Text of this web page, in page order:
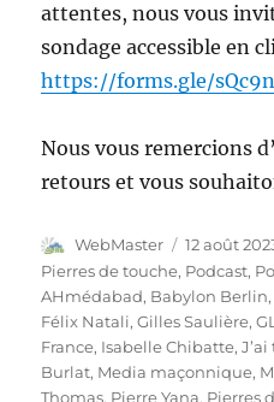
attentes, nous vous
sondage accessible en
https://forms.gle/
Nous vous remercions
retours et vous
Auteur
WebMaster
Publié
le
12 août
Pierres de touche, Podcast,
AHmédabad, Babylon Berlin,
Félix Natali,Gilles Saulière,
France, Isabelle Chibatte,
Burlat, Media maçonnique,
Thomas, Pierre Yana, Pierres